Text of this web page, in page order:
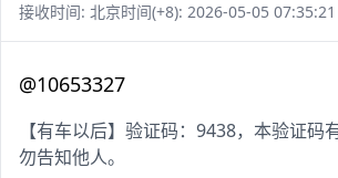
接收时间: 北京时间(+8): 2026-05-05 07:35:21
@10653327
【有车以后】验证码：9438，本验证码
勿告知他人。